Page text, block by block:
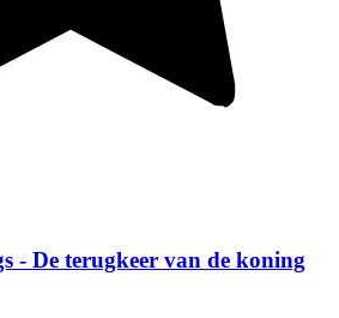
- De terugkeer van de koning